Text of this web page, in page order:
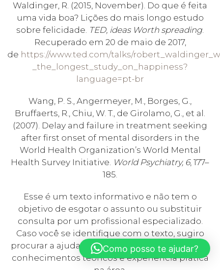
Waldinger, R. (2015, November). Do que é feita
uma vida boa? Lições do mais longo estudo
sobre felicidade. TED, ideas Worth spreading.
Recuperado em 20 de maio de 2017,
de https://www.ted.com/talks/
_the_longest_study_on_happiness?
language=pt-br
Wang, P. S., Angermeyer, M., Borges, G.,
Bruffaerts, R., Chiu, W. T., de Girolamo, G., et al.
(2007). Delay and failure in treatment seeking
after first onset of mental disorders in the
World Health Organization’s World Mental
Health Survey Initiative. World Psychiatry, 6, 177–
185.
Esse é um texto informativo e não tem o
objetivo de esgotar o assunto ou substituir
consulta por um profissional especializado.
Caso você se identifique com o texto, sugiro
procurar a ajuda de um profissional que tenha
conhecimentos teóricos e experiência prática
Como posso te ajudar?